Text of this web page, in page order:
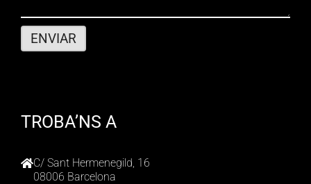
TROBA’NS A
C/ Sant Hermenegild, 16
08006 Barcelona